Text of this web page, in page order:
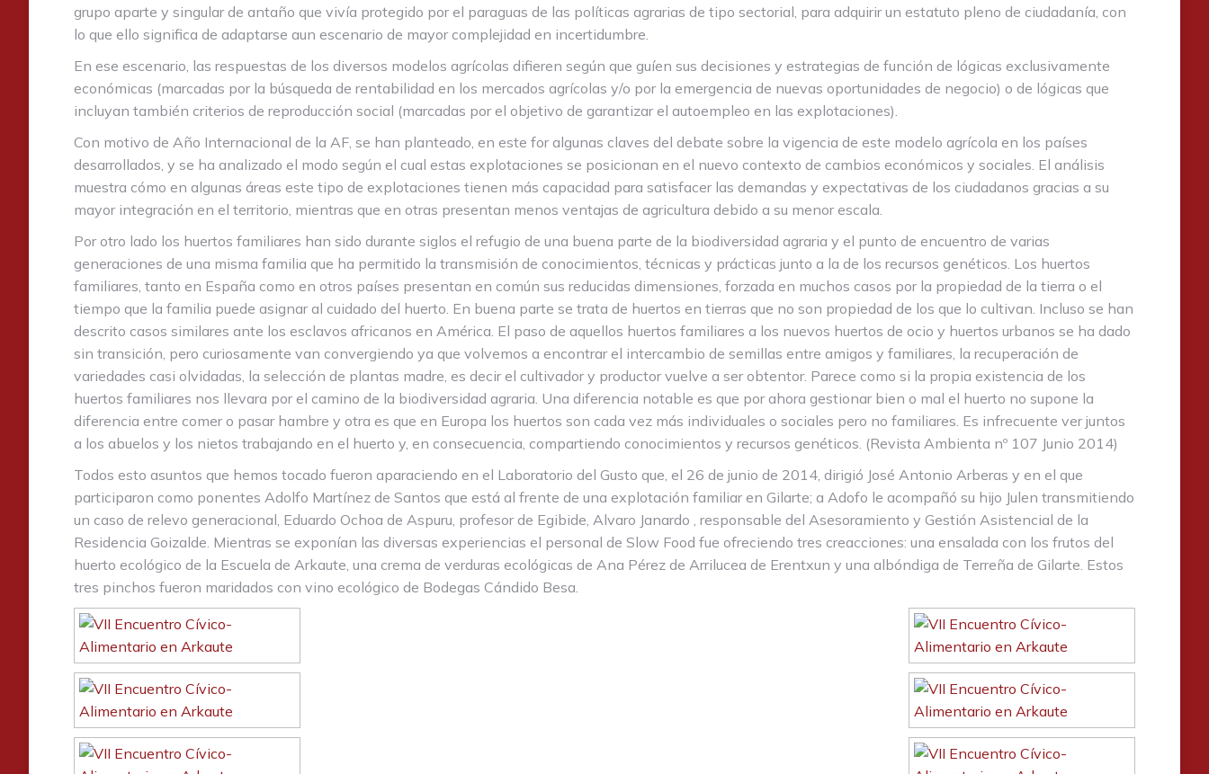
grupo aparte y singular de antaño que vivía protegido por el paraguas de las políticas agrarias de tipo sectorial, para adquirir un estatuto pleno de ciudadanía, con
lo que ello significa de adaptarse aun escenario de mayor complejidad en incertidumbre.
En ese escenario, las respuestas de los diversos modelos agrícolas difieren según que guíen sus decisiones y estrategias de función de lógicas exclusivamente
económicas (marcadas por la búsqueda de rentabilidad en los mercados agrícolas y/o por la emergencia de nuevas oportunidades de negocio) o de lógicas que
incluyan también criterios de reproducción social (marcadas por el objetivo de garantizar el autoempleo en las explotaciones).
Con motivo de Año Internacional de la AF, se han planteado, en este for algunas claves del debate sobre la vigencia de este modelo agrícola en los países
desarrollados, y se ha analizado el modo según el cual estas explotaciones se posicionan en el nuevo contexto de cambios económicos y sociales. El análisis
muestra cómo en algunas áreas este tipo de explotaciones tienen más capacidad para satisfacer las demandas y expectativas de los ciudadanos gracias a su
mayor integración en el territorio, mientras que en otras presentan menos ventajas de agricultura debido a su menor escala.
Por otro lado los huertos familiares han sido durante siglos el refugio de una buena parte de la biodiversidad agraria y el punto de encuentro de varias
generaciones de una misma familia que ha permitido la transmisión de conocimientos, técnicas y prácticas junto a la de los recursos genéticos. Los huertos
familiares, tanto en España como en otros países presentan en común sus reducidas dimensiones, forzada en muchos casos por la propiedad de la tierra o el
tiempo que la familia puede asignar al cuidado del huerto. En buena parte se trata de huertos en tierras que no son propiedad de los que lo cultivan. Incluso se han
descrito casos similares ante los esclavos africanos en América. El paso de aquellos huertos familiares a los nuevos huertos de ocio y huertos urbanos se ha dado
sin transición, pero curiosamente van convergiendo ya que volvemos a encontrar el intercambio de semillas entre amigos y familiares, la recuperación de
variedades casi olvidadas, la selección de plantas madre, es decir el cultivador y productor vuelve a ser obtentor. Parece como si la propia existencia de los
huertos familiares nos llevara por el camino de la biodiversidad agraria. Una diferencia notable es que por ahora gestionar bien o mal el huerto no supone la
diferencia entre comer o pasar hambre y otra es que en Europa los huertos son cada vez más individuales o sociales pero no familiares. Es infrecuente ver juntos
a los abuelos y los nietos trabajando en el huerto y, en consecuencia, compartiendo conocimientos y recursos genéticos. (Revista Ambienta nº 107 Junio 2014)
Todos esto asuntos que hemos tocado fueron aparaciendo en el Laboratorio del Gusto que, el 26 de junio de 2014, dirigió José Antonio Arberas y en el que
participaron como ponentes Adolfo Martínez de Santos que está al frente de una explotación familiar en Gilarte; a Adofo le acompañó su hijo Julen transmitiendo
un caso de relevo generacional, Eduardo Ochoa de Aspuru, profesor de Egibide, Alvaro Janardo , responsable del Asesoramiento y Gestión Asistencial de la
Residencia Goizalde. Mientras se exponían las diversas experiencias el personal de Slow Food fue ofreciendo tres creacciones: una ensalada con los frutos del
huerto ecológico de la Escuela de Arkaute, una crema de verduras ecológicas de Ana Pérez de Arrilucea de Erentxun y una albóndiga de Terreña de Gilarte. Estos
tres pinchos fueron maridados con vino ecológico de Bodegas Cándido Besa.